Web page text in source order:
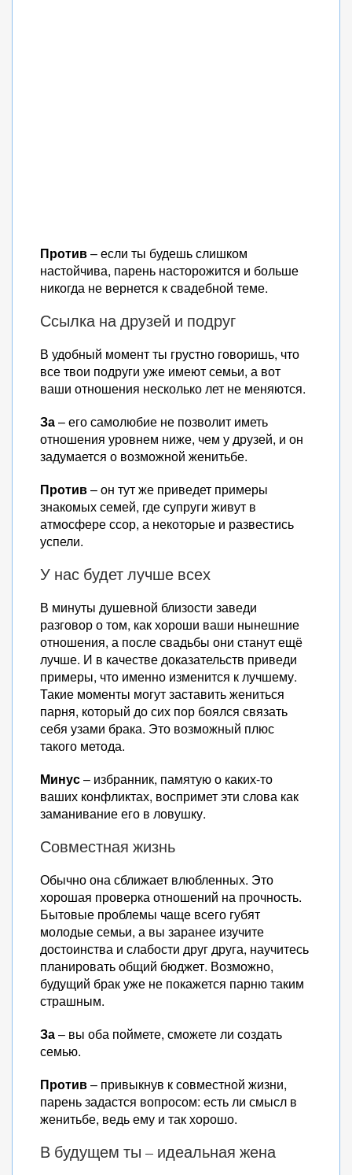
Против– если ты будешь слишком
настойчива, парень насторожится и больше
никогда не вернется к свадебной теме.
Ссылка на друзей и подруг
В удобный момент ты грустно говоришь, что
все твои подруги уже имеют семьи, а вот
ваши отношения несколько лет не меняются.
За– его самолюбие не позволит иметь
отношения уровнем ниже, чем у друзей, и он
задумается о возможной женитьбе.
Против– он тут же приведет примеры
знакомых семей, где супруги живут в
атмосфере ссор, а некоторые и развестись
успели.
У нас будет лучше всех
В минуты душевной близости заведи
разговор о том, как хороши ваши нынешние
отношения, а после свадьбы они станут ещё
лучше. И в качестве доказательств приведи
примеры, что именно изменится к лучшему.
Такие моменты могут заставить жениться
парня, который до сих пор боялся связать
себя узами брака. Это возможный плюс
такого метода.
Минус– избранник, памятую о каких-то
ваших конфликтах, воспримет эти слова как
заманивание его в ловушку.
Совместная жизнь
Обычно она сближает влюбленных. Это
хорошая проверка отношений на прочность.
Бытовые проблемы чаще всего губят
молодые семьи, а вы заранее изучите
достоинства и слабости друг друга, научитесь
планировать общий бюджет. Возможно,
будущий брак уже не покажется парню таким
страшным.
За– вы оба поймете, сможете ли создать
семью.
Против– привыкнув к совместной жизни,
парень задастся вопросом: есть ли смысл в
женитьбе, ведь ему и так хорошо.
В будущем ты – идеальная жена